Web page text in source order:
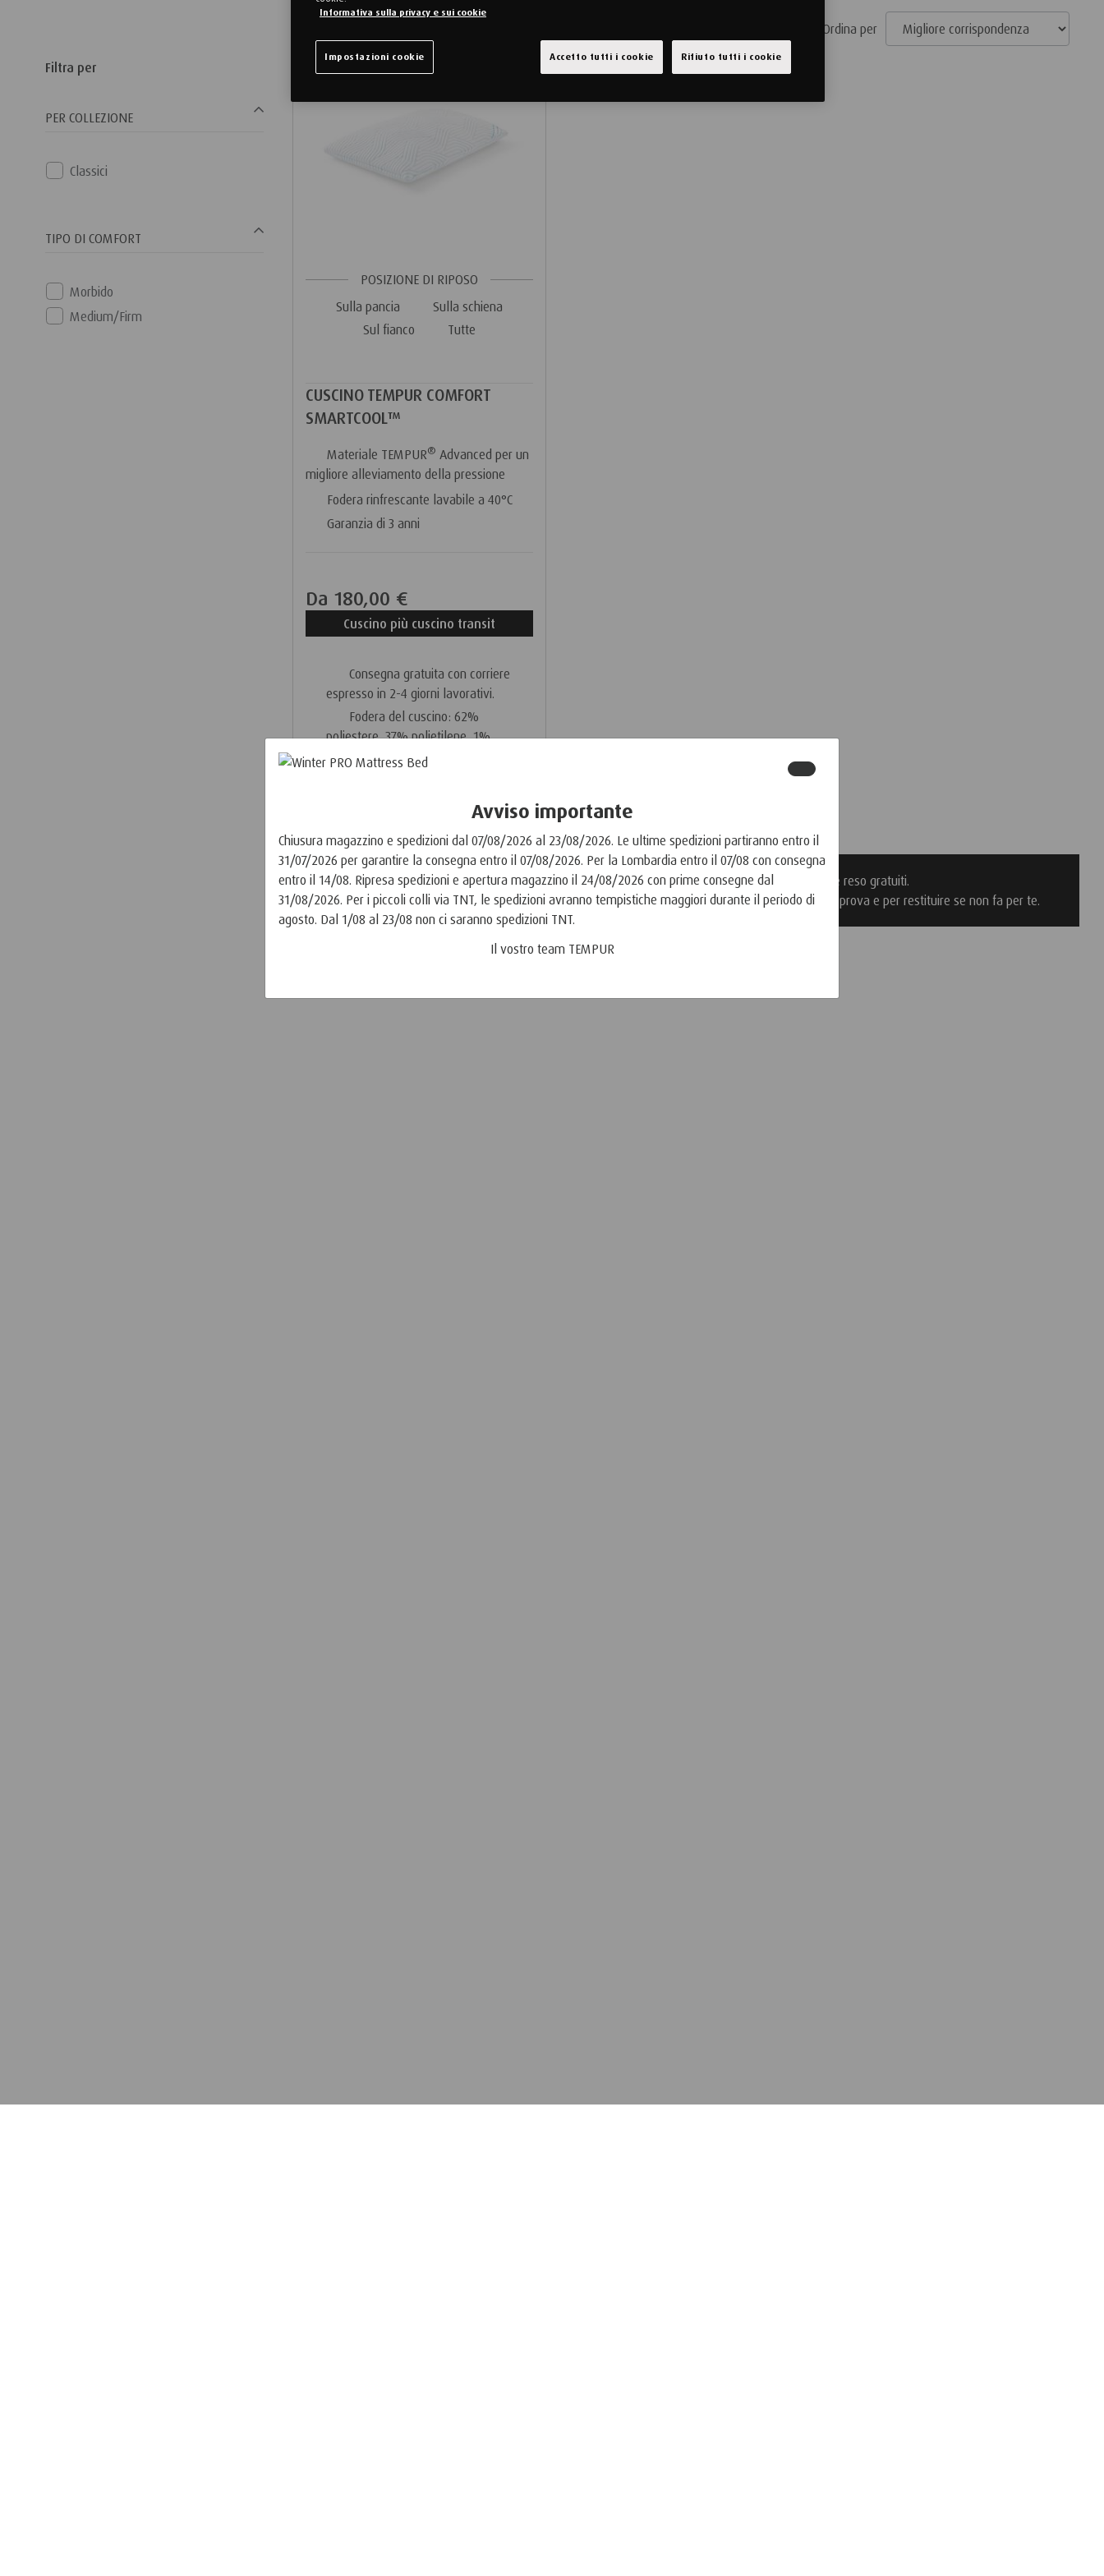
Filtra per
PER COLLEZIONE
Classici
TIPO DI COMFORT
Morbido
Medium/Firm
Ordina per
POSIZIONE DI RIPOSO
Sulla pancia
Sulla schiena
Sul fianco
Tutte
CUSCINO TEMPUR COMFORT
SMARTCOOL™
Materiale TEMPUR® Advanced per un
migliore alleviamento della pressione
Fodera rinfrescante lavabile a 40°C
Garanzia di 3 anni
Da 180,00 €
Cuscino più cuscino transit
Consegna gratuita con corriere
espresso in 2-4 giorni lavorativi.
Fodera del cuscino: 62%
poliestere, 37% polietilene, 1%
elastan
Preciso adattamento al corpo.
Cuscini che ti sostengono e ti fanno rilassare.
Consegna e reso gratuiti.
30 giorni di prova e per restituire se non fa per te.
Avviso importante
Chiusura magazzino e spedizioni dal 07/08/2026 al 23/08/2026. Le ultime spedizioni partiranno entro il
31/07/2026 per garantire la consegna entro il 07/08/2026. Per la Lombardia entro il 07/08 con consegna
entro il 14/08. Ripresa spedizioni e apertura magazzino il 24/08/2026 con prime consegne dal
31/08/2026. Per i piccoli colli via TNT, le spedizioni avranno tempistiche maggiori durante il periodo di
agosto. Dal 1/08 al 23/08 non ci saranno spedizioni TNT.
Il vostro team TEMPUR
Informativa sulla privacy e sui cookie
Impostazioni cookie Rifiuto tutti i cookie
Accetto tutti i cookie